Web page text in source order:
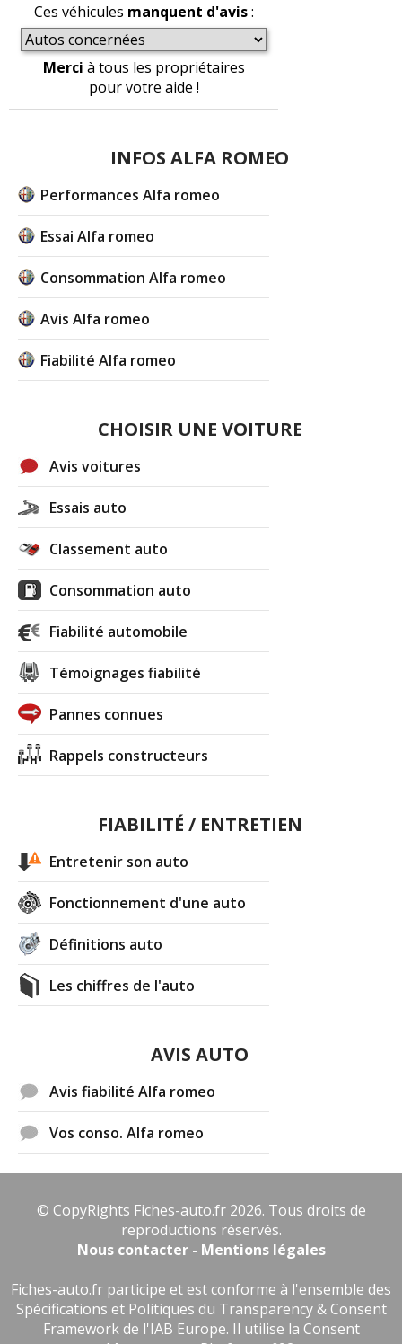
Poulie damper. - Les reste usure normal. Distribution
amortisseur.(+)
EGR - vanne papillon - embrayage.
Poulie accessoires changée à 250000 km . - Arrêtoir de
porte conducteur HS déjà changé. - Soucis de FAP par
deux fois . Problème réglé avec u ...
Triangles AV, résolus - Usures des pneumatiques AV -
Poids de la bête= 1600 kgs, on ne peut rien n’y faire -
Problème de faisceau électrique ...Lire la suite >>
+ d'INFOSsur la déclinaison
Ces véhicules manquent d'avis:
Merci à tous les propriétaires
pour votre aide !
INFOS ALFA ROMEO
Performances Alfa romeo
Essai Alfa romeo
Consommation Alfa romeo
Avis Alfa romeo
Fiabilité Alfa romeo
CHOISIR UNE VOITURE
Avis voitures
Essais auto
Classement auto
Consommation auto
Fiabilité automobile
Témoignages fiabilité
Pannes connues
Rappels constructeurs
FIABILITÉ / ENTRETIEN
Entretenir son auto
Fonctionnement d'une auto
Définitions auto
Les chiffres de l'auto
AVIS AUTO
Avis fiabilité Alfa romeo
Vos conso. Alfa romeo
© CopyRights Fiches-auto.fr 2026. Tous droits de
reproductions réservés.
Nous contacter - Mentions légales
Fiches-auto.fr participe et est conforme à l'ensemble des
Spécifications et Politiques du Transparency & Consent
Framework de l'IAB Europe. Il utilise la Consent